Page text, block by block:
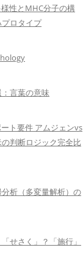
性とMHC分子の構
ロタイプ
言葉の意味
ト要件 アムジェンvs
判断ロジック完全比
析（多変量解析）の
せさく」？「施行」